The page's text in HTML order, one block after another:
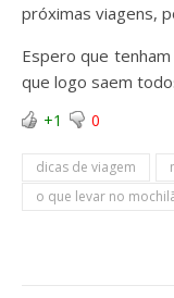
próximas viagens,
Espero que
que logo saem
+1 0
dicas de viagem
o que levar no